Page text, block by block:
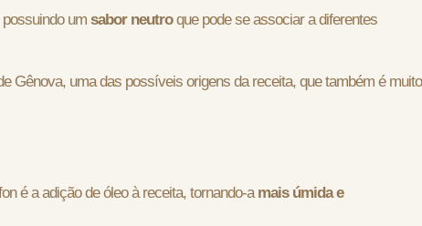
possuindo um sabor neutroque pode se associar a diferentes
Gênova, uma das possíveis origens da receita, que também é muito
é a adição de óleo à receita, tornando-amais úmida e